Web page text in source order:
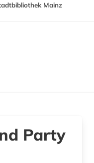
Mainz
Party